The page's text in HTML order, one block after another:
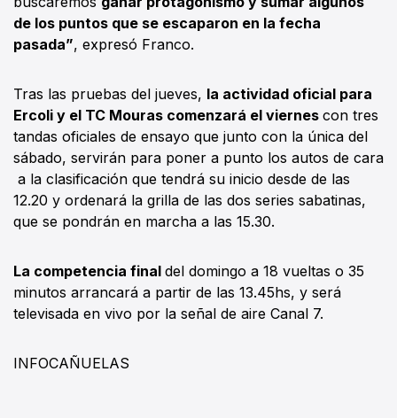
de los puntos que se escaparon en la fecha
pasada”, expresó Franco.
Tras las pruebas del jueves, la actividad oficial para
Ercoli y el TC Mouras comenzará el viernes con tres
tandas oficiales de ensayo que junto con la única del
sábado, servirán para poner a punto los autos de cara
a la clasificación que tendrá su inicio desde de las
12.20 y ordenará la grilla de las dos series sabatinas,
que se pondrán en marcha a las 15.30.
La competencia final del domingo a 18 vueltas o 35
minutos arrancará a partir de las 13.45hs, y será
televisada en vivo por la señal de aire Canal 7.
INFOCAÑUELAS